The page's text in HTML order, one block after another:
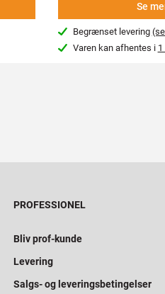
Se
Begrænset levering
Varen kan afhentes i
PROFESSIONEL
Bliv prof-kunde
Levering
Salgs- og leveringsbetingelser